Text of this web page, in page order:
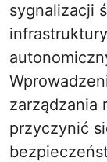
sygnalizacji
zarządzania
przyczynić